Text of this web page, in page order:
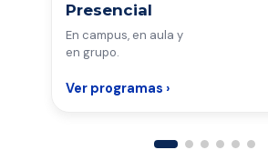
Presencial
En campus, en aula y
en grupo.
Ver programas ›